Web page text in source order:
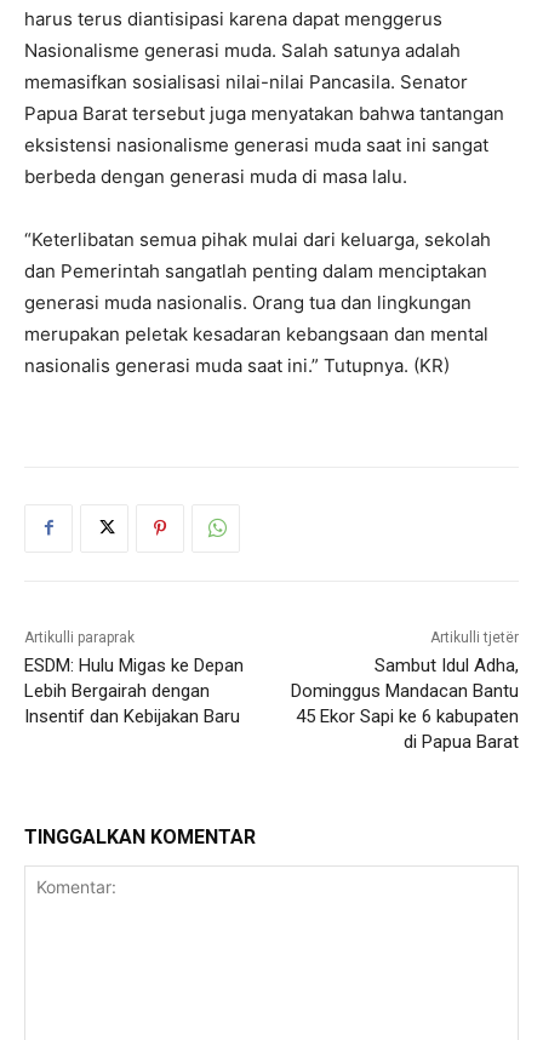
harus terus diantisipasi karena dapat menggerus
Nasionalisme generasi muda. Salah satunya adalah
memasifkan sosialisasi nilai-nilai Pancasila. Senator
Papua Barat tersebut juga menyatakan bahwa tantangan
eksistensi nasionalisme generasi muda saat ini sangat
berbeda dengan generasi muda di masa lalu.
“Keterlibatan semua pihak mulai dari keluarga, sekolah
dan Pemerintah sangatlah penting dalam menciptakan
generasi muda nasionalis. Orang tua dan lingkungan
merupakan peletak kesadaran kebangsaan dan mental
nasionalis generasi muda saat ini.” Tutupnya. (KR)
Artikulli paraprak
ESDM: Hulu Migas ke Depan
Lebih Bergairah dengan
Insentif dan Kebijakan Baru
Artikulli tjetër
Sambut Idul Adha,
Dominggus Mandacan Bantu
45 Ekor Sapi ke 6 kabupaten
di Papua Barat
TINGGALKAN KOMENTAR